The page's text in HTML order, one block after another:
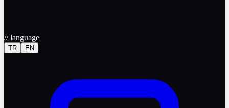
//language
TR EN